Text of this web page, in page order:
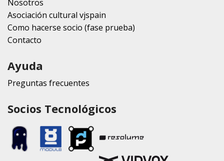
Nosotros
Asociación cultural vjspain
Como hacerse socio (fase prueba)
Contacto
Ayuda
Preguntas frecuentes
Socios Tecnológicos